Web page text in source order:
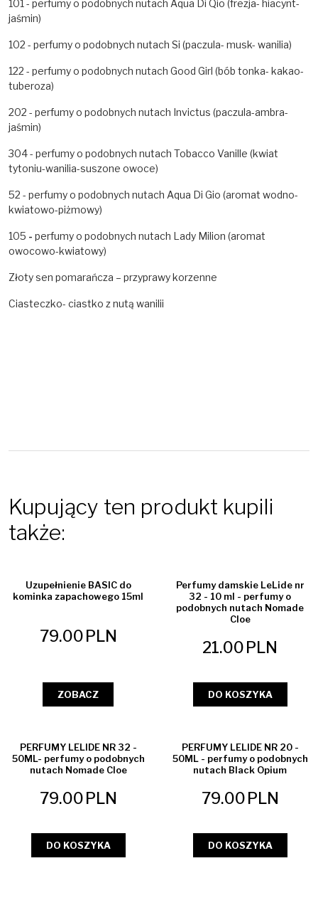
101 - perfumy o podobnych nutach Aqua Di Qio (frezja- hiacynt-
jaśmin)
102 - perfumy o podobnych nutach Si (paczula- musk- wanilia)
122 - perfumy o podobnych nutach Good Girl (bób tonka- kakao-
tuberoza)
202 - perfumy o podobnych nutach Invictus (paczula-ambra-
jaśmin)
304 - perfumy o podobnych nutach Tobacco Vanille (kwiat
tytoniu-wanilia-suszone owoce)
52 - perfumy o podobnych nutach Aqua Di Gio (aromat wodno-
kwiatowo-piżmowy)
105 - perfumy o podobnych nutach Lady Milion (aromat
owocowo-kwiatowy)
Złoty sen pomarańcza – przyprawy korzenne
Ciasteczko- ciastko z nutą wanilii
Kupujący ten produkt kupili
także:
Uzupełnienie BASIC do
kominka zapachowego 15ml
79.00PLN
ZOBACZ
Perfumy damskie LeLide nr
32 - 10 ml - perfumy o
podobnych nutach Nomade
Cloe
21.00PLN
DO KOSZYKA
PERFUMY LELIDE NR 32 -
50ML- perfumy o podobnych
nutach Nomade Cloe
79.00PLN
DO KOSZYKA
PERFUMY LELIDE NR 20 -
50ML - perfumy o podobnych
nutach Black Opium
79.00PLN
DO KOSZYKA